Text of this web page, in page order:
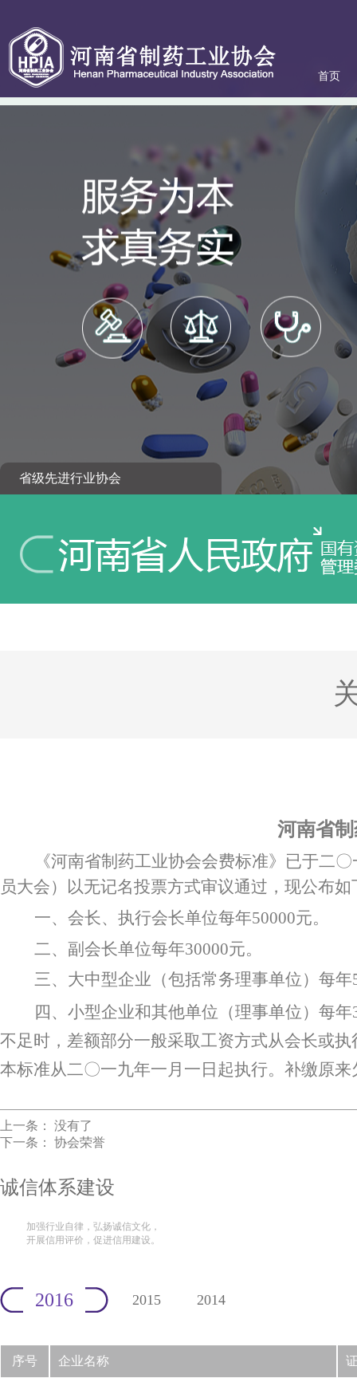
首页
动态
关于协会
协会服务
政策法规
会员专区
联系我们
省级先进行业协会
河南省
《河南省制药工业协会会费标准》已于二
员大会）以无记名投票方式审议通过，现公布如
一、会长、执行会长单位每年50000元。
二、副会长单位每年30000元。
三、大中型企业（包括常务理事单位）每年
四、小型企业和其他单位（理事单位）每年
不足时，差额部分一般采取工资方式从会长或
本标准从二〇一九年一月一日起执行。补缴原
上一条： 没有了
下一条： 协会荣誉
诚信体系建设
加强行业自律，弘扬诚信文化，
开展信用评价，促进信用建设。
2016 2015 2014
序号 企业名称